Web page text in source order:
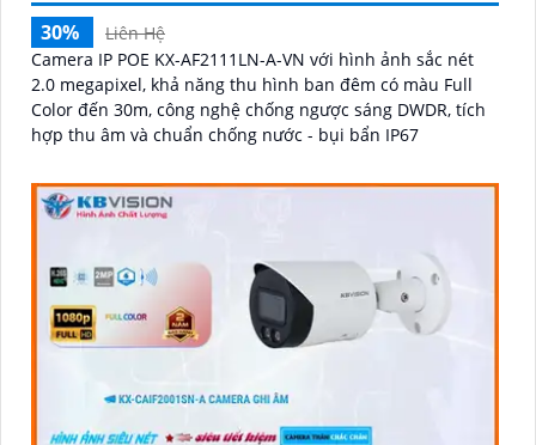
30%
Liên Hệ
Camera IP POE KX-AF2111LN-A-VN với hình ảnh sắc nét
2.0 megapixel, khả năng thu hình ban đêm có màu Full
Color đến 30m, công nghệ chống ngược sáng DWDR, tích
hợp thu âm và chuẩn chống nước - bụi bẩn IP67